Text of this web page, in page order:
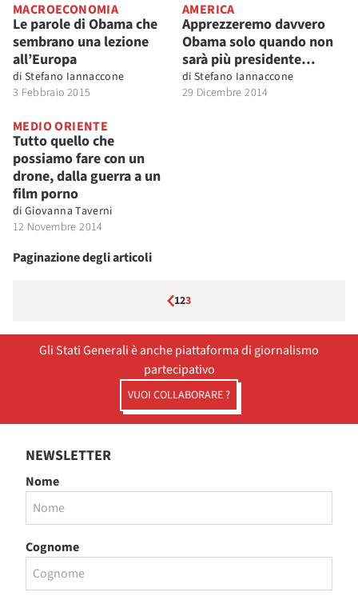
MACROECONOMIA
Le parole di Obama che
sembrano una lezione
all’Europa
di Stefano Iannaccone
3 Febbraio 2015
AMERICA
Apprezzeremo davvero
Obama solo quando non
sarà più presidente…
di Stefano Iannaccone
29 Dicembre 2014
MEDIO ORIENTE
Tutto quello che
possiamo fare con un
drone, dalla guerra a un
film porno
di Giovanna Taverni
12 Novembre 2014
Paginazione degli articoli
123
Gli Stati Generali è anche piattaforma di giornalismo
partecipativo
VUOI COLLABORARE ?
NEWSLETTER
Nome
Cognome